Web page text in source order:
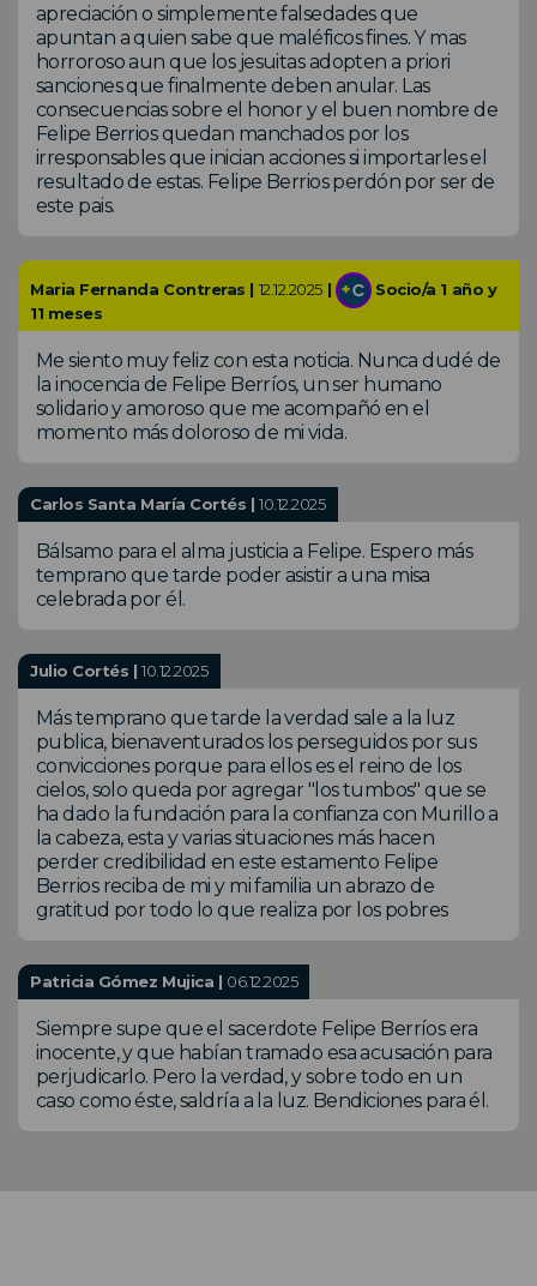
apreciación o simplemente falsedades que
apuntan a quien sabe que maléficos fines. Y mas
horroroso aun que los jesuitas adopten a priori
sanciones que finalmente deben anular. Las
consecuencias sobre el honor y el buen nombre de
Felipe Berrios quedan manchados por los
irresponsables que inician acciones si importarles el
resultado de estas. Felipe Berrios perdón por ser de
este pais.
Maria Fernanda Contreras | 12.12.2025 |
Socio/a 1 año y
11 meses
Me siento muy feliz con esta noticia. Nunca dudé de
la inocencia de Felipe Berríos, un ser humano
solidario y amoroso que me acompañó en el
momento más doloroso de mi vida.
Carlos Santa María Cortés |10.12.2025
Bálsamo para el alma justicia a Felipe. Espero más
temprano que tarde poder asistir a una misa
celebrada por él.
Julio Cortés |10.12.2025
Más temprano que tarde la verdad sale a la luz
publica, bienaventurados los perseguidos por sus
convicciones porque para ellos es el reino de los
cielos, solo queda por agregar "los tumbos" que se
ha dado la fundación para la confianza con Murillo a
la cabeza, esta y varias situaciones más hacen
perder credibilidad en este estamento Felipe
Berrios reciba de mi y mi familia un abrazo de
gratitud por todo lo que realiza por los pobres
Patricia Gómez Mujica | 06.12.2025
Siempre supe que el sacerdote Felipe Berríos era
inocente, y que habían tramado esa acusación para
perjudicarlo. Pero la verdad, y sobre todo en un
caso como éste, saldría a la luz. Bendiciones para él.